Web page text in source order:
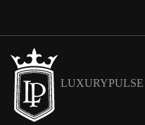
LUXURYPULSE